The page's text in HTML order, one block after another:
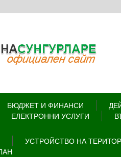
БЮДЖЕТ И ФИНАНСИ
ЕЛЕКТРОННИ УСЛУГИ
УСТРОЙСТВО НА